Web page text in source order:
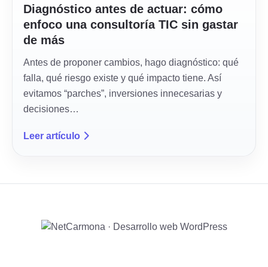
Diagnóstico antes de actuar: cómo
enfoco una consultoría TIC sin gastar
de más
Antes de proponer cambios, hago diagnóstico: qué
falla, qué riesgo existe y qué impacto tiene. Así
evitamos “parches”, inversiones innecesarias y
decisiones…
Leer artículo